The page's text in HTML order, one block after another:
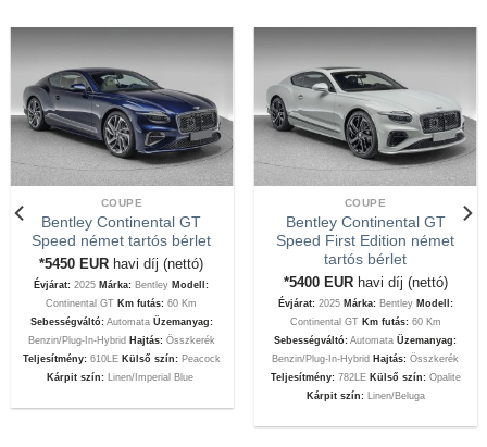
COUPE
Bentley Continental GT
Speed német tartós bérlet
*5450 EUR havi díj (nettó)
Évjárat: 2025 Márka: Bentley Modell:
Continental GT Km futás:60 Km
Sebességváltó:Automata Üzemanyag:
Benzin/Plug-In-Hybrid Hajtás:Összkerék
Teljesítmény:610LE Külső szín: Peacock
Kárpit szín:Linen/Imperial Blue
COUPE
Bentley Continental GT
Speed First Edition német
tartós bérlet
*5400 EUR havi díj (nettó)
Évjárat:2025 Márka:Bentley Modell:
Continental GT Km futás: 60 Km
Sebességváltó: AutomataÜzemanyag:
Benzin/Plug-In-Hybrid Hajtás: Összkerék
Teljesítmény:782LE Külső szín: Opalite
Kárpit szín:Linen/Beluga